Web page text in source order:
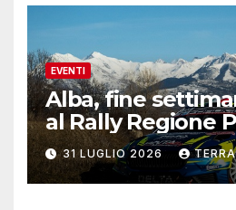
EVENTI
Alba, fine
al Rally Regione
31 LUGLIO 2026